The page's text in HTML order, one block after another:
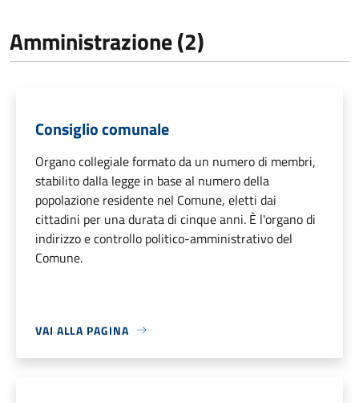
Amministrazione (2)
Consiglio comunale
Organo collegiale formato da un numero di membri,
stabilito dalla legge in base al numero della
popolazione residente nel Comune, eletti dai
cittadini per una durata di cinque anni. È l'organo di
indirizzo e controllo politico-amministrativo del
Comune.
VAI ALLA PAGINA